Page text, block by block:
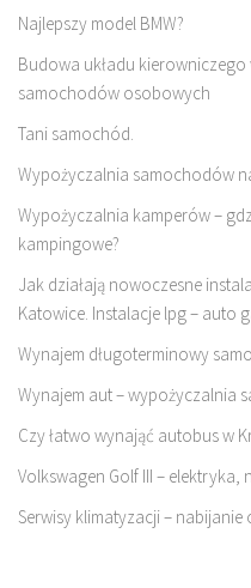
Najlepszy model BMW?
Budowa układu
samochodów osobowych
Tani samochód.
Wypożyczalnia samochodów
Wypożyczalnia kamperów –
kampingowe?
Jak działają nowoczesne
Katowice. Instalacje lpg – auto
Wynajem długoterminowy
Wynajem aut – wypożyczalnia
Czy łatwo wynająć autobus w
Volkswagen Golf III –
Serwisy klimatyzacji –